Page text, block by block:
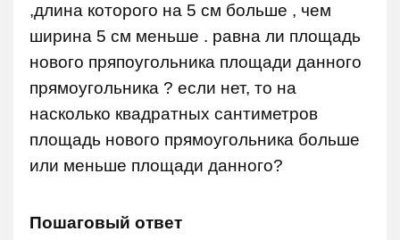
,длина которого на 5 см больше , чем
ширина 5 см меньше . равна ли площадь
нового пряпоугольника площади данного
прямоугольника ? если нет, то на
насколько квадратных сантиметров
площадь нового прямоугольника больше
или меньше площади данного?
Пошаговый ответ